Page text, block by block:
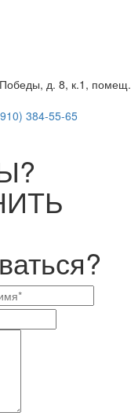
д. 8, к.1, помещ.
384-55-65